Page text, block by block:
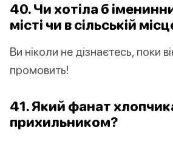
40. Чи хотіла б
місті чи в сільській
Ви ніколи не дізнаєтесь, поки
промовить!
41. Який фанат
прихильником?